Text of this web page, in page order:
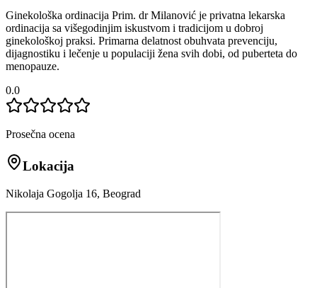
Ginekološka ordinacija Prim. dr Milanović je privatna lekarska
ordinacija sa višegodinjim iskustvom i tradicijom u dobroj
ginekološkoj praksi. Primarna delatnost obuhvata prevenciju,
dijagnostiku i lečenje u populaciji žena svih dobi, od puberteta do
menopauze.
0.0
Prosečna ocena
Lokacija
Nikolaja Gogolja 16, Beograd